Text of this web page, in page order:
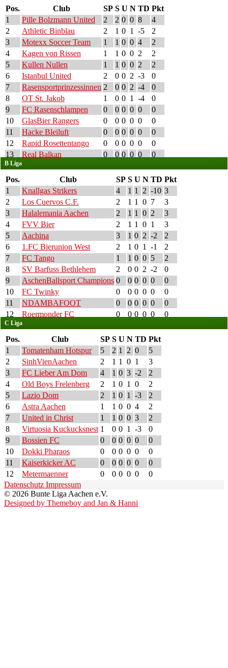
Pos. Club SP S U N TD Pkt
1
Pille Bolzmann United 2 2 0 0 8
4
2
Athletic Binblau 2 1 0 1 -5
2
3
Motexx Soccer Team 1 1 0 0 4
2
4
Kagen von Rissen 1 1 0 0 2
2
5
Kullen Nullen 1 1 0 0 2
2
6
Istanbul United 2 0 0 2 -3
0
7
Rasensportprinzessinnen 2 0 0 2 -4
0
8
OT St. Jakob 1 0 0 1 -4
0
9
FC Rasenschlampen 0 0 0 0 0
0
10
GlasBier Rangers 0 0 0 0 0
0
11
Hacke Bleiluft 0 0 0 0 0
0
12
Rapid Rosettentango 0 0 0 0 0
0
13
Real Balkan 0 0 0 0 0 0
B Liga
Pos. Club SP S U N TD Pkt
1
Knallgas Strikers 4 1 1 2 -10 3
2
Los Cuervos C.F. 2 1 1 0 7
3
3
Halalemania Aachen 2 1 1 0 2
3
4
FVV Bier 2 1 1 0 1
3
5
Aachina 3 1 0 2 -2
2
6
1.FC Bierunion West 2 1 0 1 -1
2
7
FC Tango 1 1 0 0 5
2
8
SV Barfuss Bethlehem 2 0 0 2 -2
0
9
AschenBallsport Champions 0 0 0 0 0
0
10
FC Twinky 0 0 0 0 0
0
11
NDAMBAFOOT 0 0 0 0 0
0
12
Roermonder FC 0 0 0 0 0 0
C Liga
Pos. Club SP S U N TD Pkt
1
Tomatenham Hotspur 5 2 1 2 0
5
2
SinhVienAachen 2 1 1 0 1
3
3
FC Lieber Am Dom 4 1 0 3 -2
2
4
Old Boys Frelenberg 2 1 0 1 0
2
5
Lazio Dom 2 1 0 1 -3
2
6
Astra Aachen 1 1 0 0 4
2
7
United in Christ 1 1 0 0 3
2
8
Virtuosia Kuckucksnest 1 0 0 1 -3
0
9
Bossien FC 0 0 0 0 0
0
10
Dokki Pharaos 0 0 0 0 0
0
11
Kaiserkicker AC 0 0 0 0 0
0
12
Metermaenner 0 0 0 0 0
0
Datenschutz Impressum
© 2026 Bunte Liga Aachen e.V.
Designed by Themeboy and Jan & Hanni